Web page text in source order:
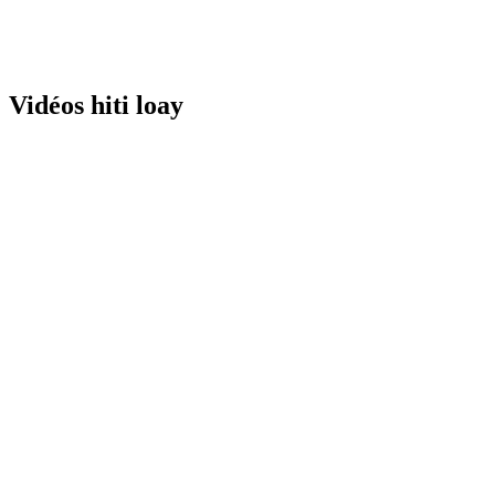
Vidéos hiti loay